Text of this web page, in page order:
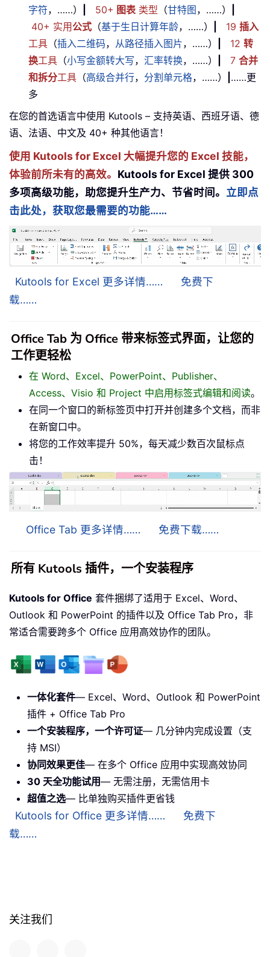
字符，……） 50+ 图表类型 （甘特图 ，……）
40+ 实用公式 （基于生日计算年龄，……） 19 插入
工具 （插入二维码， 从路径插入图片，……） 12 转
换工具 （小写金额转大写， 汇率转换，……） 7 合并
和拆分工具 （高级合并行， 分割单元格，……）
……更
多
在您的首选语言中使用 Kutools – 支持英语、西班牙语、德
语、法语、中文及 40+ 种其他语言！
使用 Kutools for Excel 大幅提升您的 Excel 技能，
体验前所未有的高效。 Kutools for Excel 提供 300
多项高级功能，助您提升生产力、节省时间。 立即点
击此处，获取您最需要的功能……
Kutools for Excel 更多详情……
免费下
载……
Office Tab 为 Office 带来标签式界面，让您的
工作更轻松
在 Word、Excel、PowerPoint、Publisher、
Access、Visio 和 Project 中启用标签式编辑和阅读。
在同一个窗口的新标签页中打开并创建多个文档，而非
在新窗口中。
将您的工作效率提升 50%，每天减少数百次鼠标点
击！
Office Tab 更多详情…… 免费下载……
所有 Kutools 插件，一个安装程序
Kutools for Office 套件捆绑了适用于 Excel、Word、
Outlook 和 PowerPoint 的插件以及 Office Tab Pro，非
常适合需要跨多个 Office 应用高效协作的团队。
一体化套件— Excel、Word、Outlook 和 PowerPoint
插件 + Office Tab Pro
一个安装程序，一个许可证— 几分钟内完成设置（支
持 MSI）
协同效果更佳— 在多个 Office 应用中实现高效协同
30 天全功能试用— 无需注册，无需信用卡
超值之选— 比单独购买插件更省钱
Kutools for Office 更多详情……
免费下
载……
关注我们